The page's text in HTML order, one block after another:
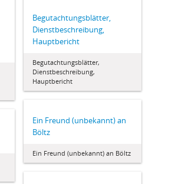
Begutachtungsblätter,
Dienstbeschreibung,
Hauptbericht
Begutachtungsblätter,
Dienstbeschreibung,
Hauptbericht
Ein Freund (unbekannt) an
Böltz
Ein Freund (unbekannt) an Böltz